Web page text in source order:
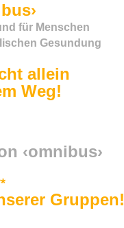
für Menschen
Gesundung
allein
Weg!
‹omnibus›
Gruppen!